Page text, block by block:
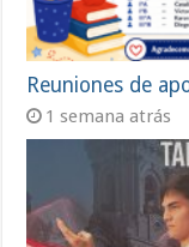
Reuniones de
1 semana atrás